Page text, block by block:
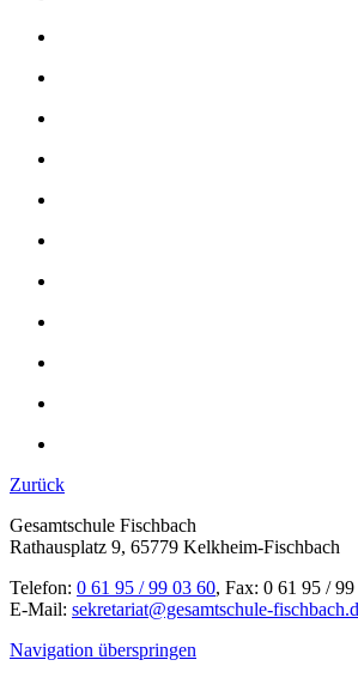
Zurück
Gesamtschule Fischbach
Rathausplatz 9, 65779 Kelkheim-Fischbach
Telefon: 0 61 95 / 99 03 60, Fax: 0 61 95 /
E-Mail: sekretariat@gesamtschule-
Navigation überspringen